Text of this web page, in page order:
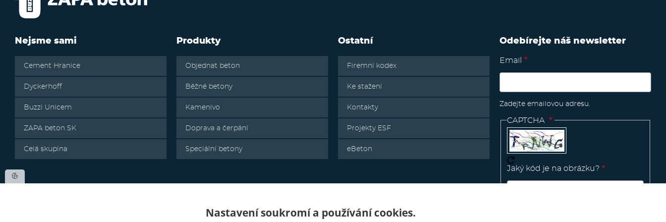
Nejsme sami
Cement Hranice
Dyckerhoff
Buzzi Unicem
ZAPA beton SK
Celá skupina
Produkty
Objednat beton
Běžné betony
Kamenivo
Doprava a čerpání
Speciální betony
Ostatní
Firemní kodex
Ke stažení
Kontakty
Projekty ESF
eBeton
Odebírejte náš newsletter
Email
Zadejte emailovou adresu.
CAPTCHA
Jaký kód je na obrázku?
Nastavení soukromí a používání cookies.